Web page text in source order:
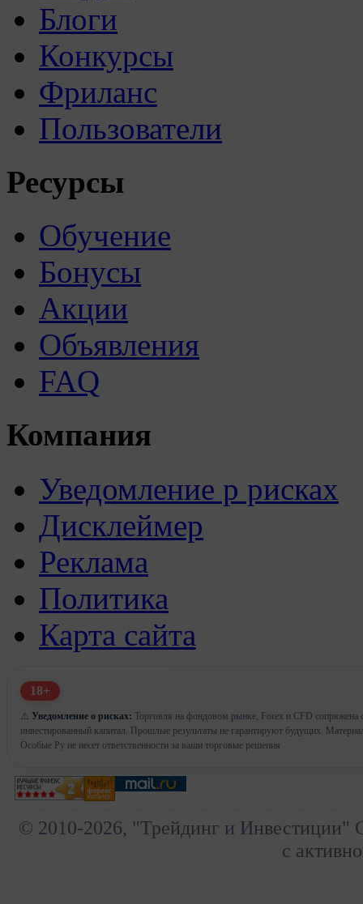
Блоги
Конкурсы
Фриланс
Пользователи
Ресурсы
Обучение
Бонусы
Акции
Объявления
FAQ
Компания
Уведомление р рисках
Дисклеймер
Реклама
Политика
Карта сайта
18+
⚠️ Уведомление о рисках: Торговля на фондовом рынке, Forex и CFD сопряжена
инвестированный капитал. Прошлые результаты не гарантируют будущих.
Особые Ру не несет ответственности за ваши торговые решения
© 2010-2026, "Трейдинг и Инвестиции"
с